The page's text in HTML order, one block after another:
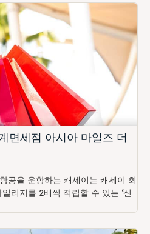
면세점 아시아 마일즈 더
공을 운항하는 캐세이는 캐세이 회
리지를 2배씩 적립할 수 있는 ‘신